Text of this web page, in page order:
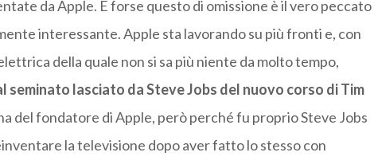
da Apple. E forse questo di omissione è il vero peccato
interessante. Apple sta lavorando su più fronti e, con
della quale non si sa più niente da molto tempo,
seminato lasciato da Steve Jobs del nuovo corso di Tim
del fondatore di Apple, però perché fu proprio Steve Jobs
la televisione dopo aver fatto lo stesso con